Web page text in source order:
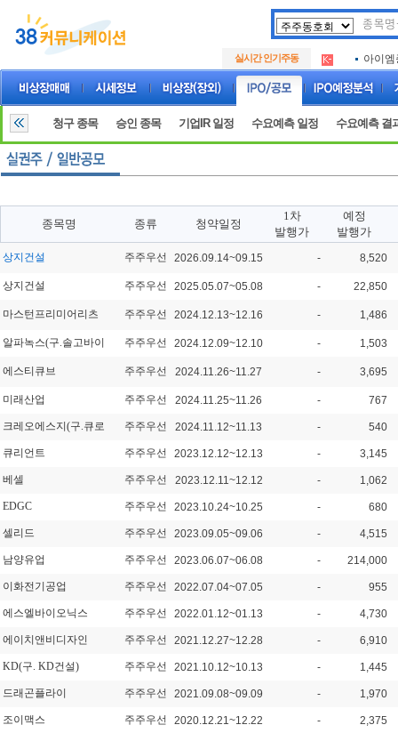
실시간 인기주동
.
아크로
아이엠
.
아크로
루켄테
청구 종목 승인 종목 기업IR 일정 수요예측 일정 수요예측 결
종목명 종류 청약일정
1차
발행가
예정
발행가
상지건설 주주우선 2026.09.14~09.15 - 8,520
상지건설 주주우선 2025.05.07~05.08 - 22,850
마스턴프리미어리츠 주주우선 2024.12.13~12.16 - 1,486
알파녹스(구.솔고바이 주주우선 2024.12.09~12.10 - 1,503
에스티큐브 주주우선 2024.11.26~11.27 - 3,695
미래산업 주주우선 2024.11.25~11.26 - 767
크레오에스지(구.큐로 주주우선 2024.11.12~11.13 - 540
큐리언트 주주우선 2023.12.12~12.13 - 3,145
베셀 주주우선 2023.12.11~12.12 - 1,062
EDGC 주주우선 2023.10.24~10.25 - 680
셀리드 주주우선 2023.09.05~09.06 - 4,515
남양유업 주주우선 2023.06.07~06.08 - 214,000
이화전기공업 주주우선 2022.07.04~07.05 - 955
에스엘바이오닉스 주주우선 2022.01.12~01.13 - 4,730
에이치앤비디자인 주주우선 2021.12.27~12.28 - 6,910
KD(구. KD건설) 주주우선 2021.10.12~10.13 - 1,445
드래곤플라이 주주우선 2021.09.08~09.09 - 1,970
조이맥스 주주우선 2020.12.21~12.22 - 2,375